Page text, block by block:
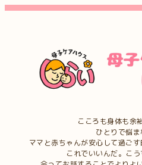
こころも身体も余
ひとりで悩ま
ママと赤ちゃんが安心して過ご
これでいいんだ。こう